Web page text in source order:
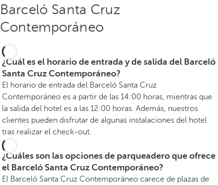
Barceló Santa Cruz
Contemporáneo
¿Cuál es el horario de entrada y de salida del Barceló
Santa Cruz Contemporáneo?
El horario de entrada del Barceló Santa Cruz
Contemporáneo es a partir de las 14:00 horas, mientras que
la salida del hotel es a las 12:00 horas. Además, nuestros
clientes pueden disfrutar de algunas instalaciones del hotel
tras realizar el check-out.
¿Cuáles son las opciones de parqueadero que ofrece
el Barceló Santa Cruz Contemporáneo?
El Barceló Santa Cruz Contemporáneo carece de plazas de